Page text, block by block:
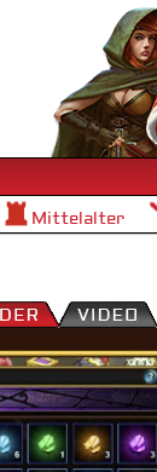
Mittelalter